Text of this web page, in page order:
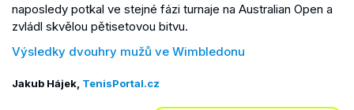
naposledy potkal ve stejné fázi turnaje na Australian Open a
zvládl skvělou pětisetovou bitvu.
Výsledky dvouhry mužů ve Wimbledonu
Jakub Hájek, TenisPortal.cz